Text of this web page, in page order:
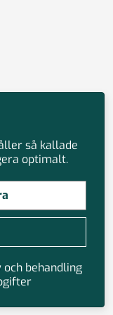
så kallade
optimalt.
behandling